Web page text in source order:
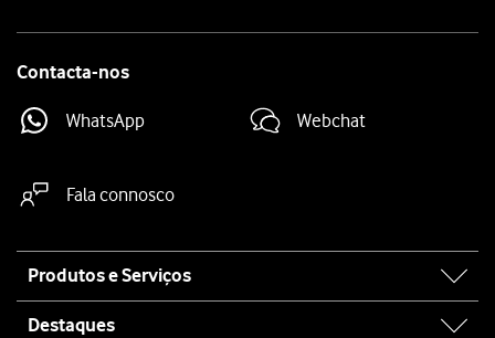
Contacta-nos
WhatsApp Webchat
Fala connosco
map
Produtos e Serviços
Destaques